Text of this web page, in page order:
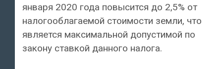
января 2020 года повысится до 2,5% от
налогооблагаемой стоимости земли, что
является максимальной допустимой по
закону ставкой данного налога.